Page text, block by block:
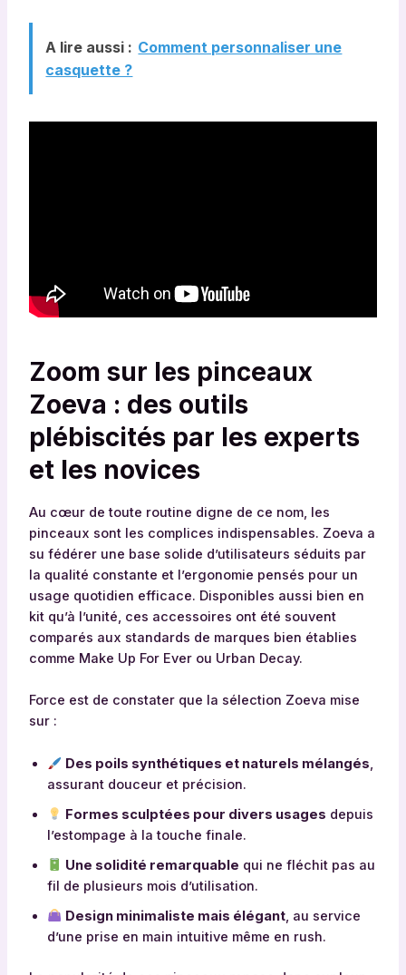
A lire aussi : Comment personnaliser une
casquette ?
Zoom sur les pinceaux
Zoeva : des outils
plébiscités par les experts
et les novices
Au cœur de toute routine digne de ce nom, les
pinceaux sont les complices indispensables. Zoeva a
su fédérer une base solide d’utilisateurs séduits par
la qualité constante et l’ergonomie pensés pour un
usage quotidien efficace. Disponibles aussi bien en
kit qu’à l’unité, ces accessoires ont été souvent
comparés aux standards de marques bien établies
comme Make Up For Ever ou Urban Decay.
Force est de constater que la sélection Zoeva mise
sur :
Des poils synthétiques et naturels mélangés,
assurant douceur et précision.
Formes sculptées pour divers usages depuis
l’estompage à la touche finale.
Une solidité remarquable qui ne fléchit pas au
fil de plusieurs mois d’utilisation.
Design minimaliste mais élégant, au service
d’une prise en main intuitive même en rush.